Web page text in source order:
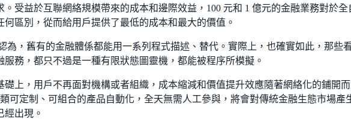
。受益於互聯網絡規模帶來的成本和邊際效益，100 元和 1 億元的金融業務對於全
何區別，從而給用戶提供了最低的成本和最大的價值。
為，舊有的金融體係都能用一系列程式描述、替代。實際上，也確實如此，那些
服務，都只不過是一種有限狀態圖靈機，都能被程序所模擬。
礎上，用戶不再面對機構或者組織，成本縮減和價值提升效應隨著網絡化的鋪開
可定制、可組合的產品自動化，全天無需人工參與，將會對傳統金融生態市場產
經出現。